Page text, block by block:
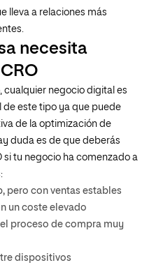
lleva a relaciones más
necesita
cualquier negocio digital es
este tipo ya que puede
de la optimización de
duda es de que deberás
si tu negocio ha comenzado a
pero con ventas estables
un coste elevado
proceso de compra muy
dispositivos